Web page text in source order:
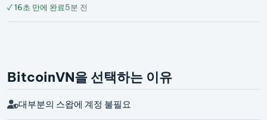
✓16초 만에 완료5분 전
BitcoinVN을 선택하는 이유
대부분의 스왑에 계정 불필요